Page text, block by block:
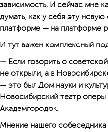
зависимость. И сейчас мне
думать, как у себя эту
платформе — на платформе
И тут важен комплексный
— Если говорить о
не открыли, а в
— это был Дом науки и
Новосибирский театр
Академгородок.
Мнение нашего собеседника